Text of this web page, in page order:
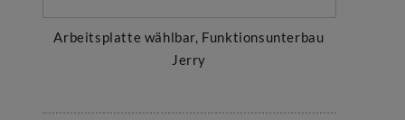
Arbeitsplatte wählbar, Funktionsunterbau
Jerry